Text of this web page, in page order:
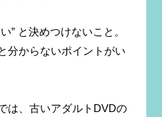
” と決めつけないこと。
分からないポイントがい
は、古いアダルトDVDの